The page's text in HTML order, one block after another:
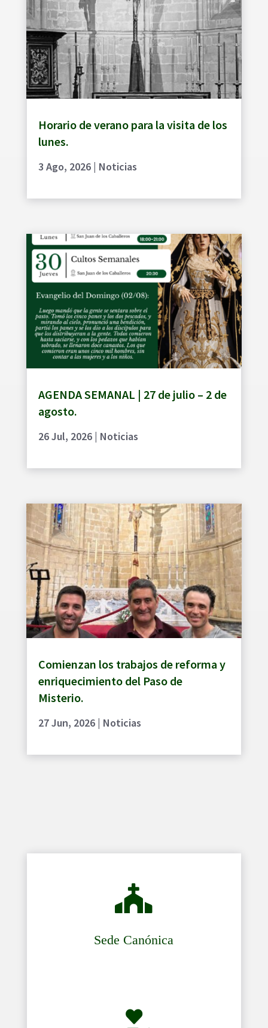
Horario de verano para la visita de los
lunes.
3 Ago, 2026| Noticias
AGENDA SEMANAL | 27 de julio – 2 de
agosto.
26 Jul, 2026| Noticias
Comienzan los trabajos de reforma y
enriquecimiento del Paso de
Misterio.
27 Jun, 2026| Noticias

Sede Canónica